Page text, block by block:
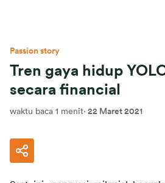
Passion story
Tren gaya hidup
secara financial
waktu baca 1 menit· 22 Maret 2021